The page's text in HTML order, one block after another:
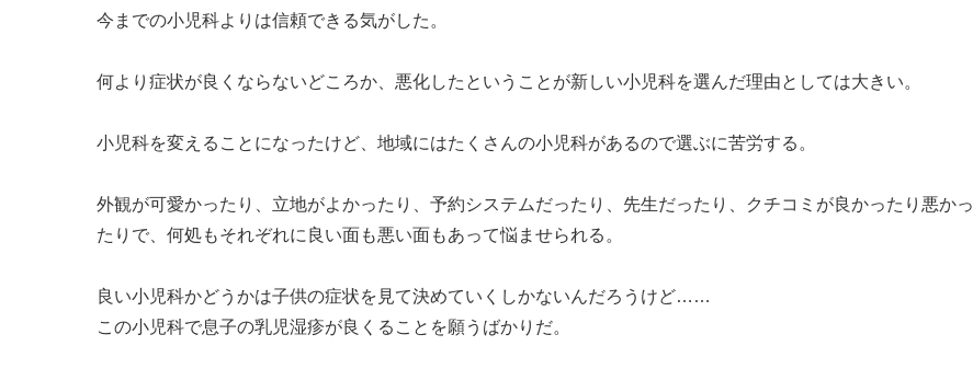
今までの小児科よりは信頼できる気がした。
何より症状が良くならないどころか、悪化したということが新しい小児科を選んだ理由としては大きい。
小児科を変えることになったけど、地域にはたくさんの小児科があるので選ぶに苦労する。
外観が可愛かったり、立地がよかったり、予約システムだったり、先生だったり、クチコミが良かったり悪かっ
たりで、何処もそれぞれに良い面も悪い面もあって悩ませられる。
良い小児科かどうかは子供の症状を見て決めていくしかないんだろうけど……
この小児科で息子の乳児湿疹が良くることを願うばかりだ。